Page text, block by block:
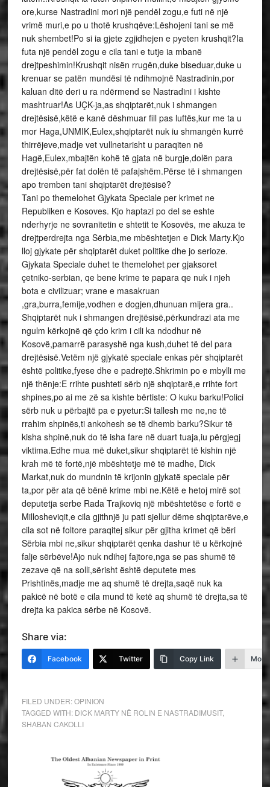
ore,kurse Nastradini mori një pendël zogu,e futi në një
vrimë muri,e po u thotë krushqëve:Lëshojeni tani se më
nuk shembet!Po si ia gjete zgjidhejen e pyeten krushqit?Ia
futa një pendël zogu e cila tani e tutje ia mbanë
drejtpeshimin!Krushqit nisën rrugën,duke biseduar,duke u
krenuar se patën mundësi të ndihmojnë Nastradinin,por
kaluan ditë deri u ra ndërmend se Nastradini i kishte
mashtruar!As UÇK-ja,as shqiptarët,nuk i shmangen
drejtësisë,këtë e kanë dëshmuar fill pas luftës,kur me ta u
mor Haga,UNMIK,Eulex,shqiptarët nuk iu shmangën kurrë
thirrëjeve,madje vet vullnetarisht u paraqiten në
Hagë,Eulex,mbajtën kohë të gjata në burgje,dolën para
drejtësisë,për fat dolën të pafajshëm.Përse të i shmangen
apo tremben tani shqiptarët drejtësisë?
Tani po themelohet Gjykata Speciale per krimet ne
Republiken e Kosoves. Kjo haptazi po del se eshte
nderhyrje ne sovranitetin e shtetit te Kosovës, me akuza te
drejtperdrejta nga Sërbia,me mbështetjen e Dick Marty.Kjo
lloj gjykate për shqiptarët duket politike dhe jo serioze.
Gjykata Speciale duhet te themelohet per gjaksoret
çetniko-serbian, qe bene krime te papara qe nuk i njeh
bota e civilizuar; vrane e masakruan
,gra,burra,femije,vodhen e dogjen,dhunuan mijera gra..
Shqiptarët nuk i shmangen drejtësisë,përkundrazi ata me
ngulm kërkojnë që çdo krim i cili ka ndodhur në
Kosovë,pamarrë parasyshë nga kush,duhet të del para
drejtësisë.Vetëm një gjykatë speciale enkas për shqiptarët
është politike,fyese dhe e padrejtë.Shkrimin po e mbylli me
një thënje:E rrihte pushteti sërb një shqiptarë,e rrihte fort
shpines,po ai me zë sa kishte bërtiste: O kuku barku!Polici
sërb nuk u përbajtë pa e pyetur:Si tallesh me ne,ne të
rrahim shpinës,ti ankohesh se të dhemb barku?Sikur të
kisha shpinë,nuk do të isha fare në duart tuaja,iu përgjegj
viktima.Edhe mua më duket,sikur shqiptarët të kishin një
krah më të fortë,një mbështetje më të madhe, Dick
Markat,nuk do mundnin të krijonin gjykatë speciale për
ta,por për ata që bënë krime mbi ne.Këtë e hetoj mirë sot
deputetja serbe Rada Trajkoviq një mbështetëse e fortë e
Millosheviqit,e cila gjithnjë ju pati sjellur dëme shqiptarëve,e
cila sot në foltore paraqitej sikur për gjitha krimet që bëri
Sërbia mbi ne,sikur shqiptarët qenka dashur të u kërkojnë
falje sërbëve!Ajo nuk ndihej fajtore,nga se pas shumë të
zezave që na solli,sërisht është deputete mes
Prishtinës,madje me aq shumë të drejta,saqë nuk ka
pakicë në botë e cila mund të ketë aq shumë të drejta,sa të
drejta ka pakica sërbe në Kosovë.
Share via:
Facebook Twitter Copy Link More
FILED UNDER:OPINION
TAGGED WITH: DICK MARTY NË ROLIN E NASTRADIMUSIT,
SHABAN CAKOLLI